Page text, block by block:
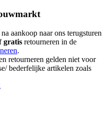
aankoop naar ons terugsturen
gratis retourneren in de
.
retourneren gelden niet voor
bederfelijke artikelen zoals